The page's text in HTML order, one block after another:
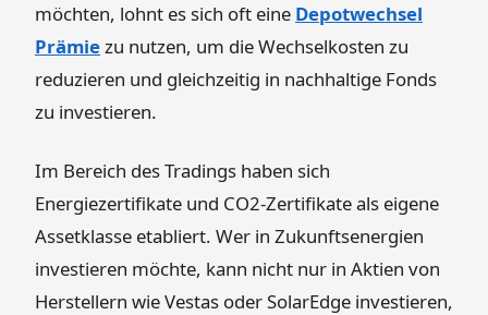
möchten, lohnt es sich oft eine Depotwechsel
Prämiezu nutzen, um die Wechselkosten zu
reduzieren und gleichzeitig in nachhaltige Fonds
zu investieren.
Im Bereich des Tradings haben sich
Energiezertifikate und CO2-Zertifikate als eigene
Assetklasse etabliert. Wer in Zukunftsenergien
investieren möchte, kann nicht nur in Aktien von
Herstellern wie Vestas oder SolarEdge investieren,